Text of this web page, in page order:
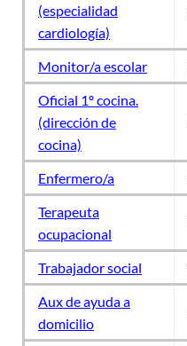
(especialidad
cardiología)
Monitor/a escolar
Oficial 1º cocina.
(dirección de
cocina)
Enfermero/a
Terapeuta
ocupacional
Trabajador social
Aux de ayuda a
domicilio